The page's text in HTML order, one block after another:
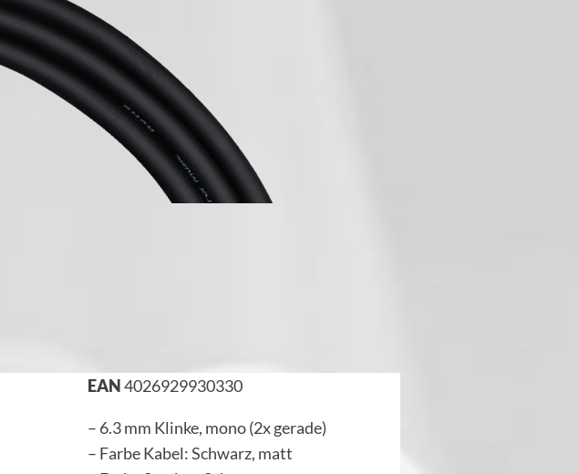
EAN4026929930330
– 6.3 mm Klinke, mono (2x gerade)
– Farbe Kabel: Schwarz, matt